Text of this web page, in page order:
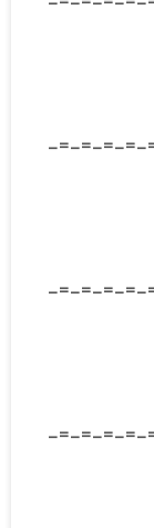
-=-=-=-=-
-=-=-=-=-
-=-=-=-=-